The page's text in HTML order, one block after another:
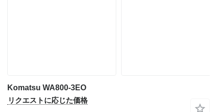
Komatsu WA800-3EO
リクエストに応じた価格